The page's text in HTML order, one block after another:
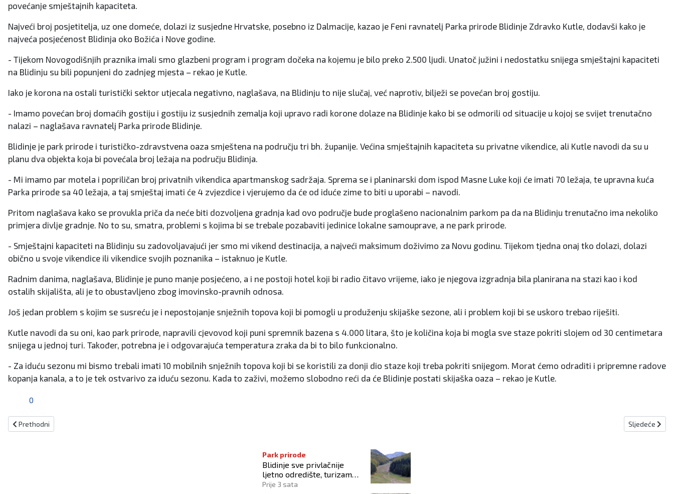
povećanje smještajnih kapaciteta.
Najveći broj posjetitelja, uz one domeće, dolazi iz susjedne Hrvatske, posebno iz Dalmacije, kazao je Feni ravnatelj Parka prirode Blidinje Zdravko Kutle, dodavši kako je
najveća posjećenost Blidinja oko Božića i Nove godine.
- Tijekom Novogodišnjih praznika imali smo glazbeni program i program dočeka na kojemu je bilo preko 2.500 ljudi. Unatoč južini i nedostatku snijega smještajni kapaciteti
na Blidinju su bili popunjeni do zadnjeg mjesta – rekao je Kutle.
Iako je korona na ostali turistički sektor utjecala negativno, naglašava, na Blidinju to nije slučaj, već naprotiv, bilježi se povećan broj gostiju.
- Imamo povećan broj domaćih gostiju i gostiju iz susjednih zemalja koji upravo radi korone dolaze na Blidinje kako bi se odmorili od situacije u kojoj se svijet trenutačno
nalazi – naglašava ravnatelj Parka prirode Blidinje.
Blidinje je park prirode i turističko-zdravstvena oaza smještena na području tri bh. županije. Većina smještajnih kapaciteta su privatne vikendice, ali Kutle navodi da su u
planu dva objekta koja bi povećala broj ležaja na području Blidinja.
- Mi imamo par motela i popriličan broj privatnih vikendica apartmanskog sadržaja. Sprema se i planinarski dom ispod Masne Luke koji će imati 70 ležaja, te upravna kuća
Parka prirode sa 40 ležaja, a taj smještaj imati će 4 zvjezdice i vjerujemo da će od iduće zime to biti u uporabi – navodi.
Pritom naglašava kako se provukla priča da neće biti dozvoljena gradnja kad ovo područje bude proglašeno nacionalnim parkom pa da na Blidinju trenutačno ima nekoliko
primjera divlje gradnje. No to su, smatra, problemi s kojima bi se trebale pozabaviti jedinice lokalne samouprave, a ne park prirode.
- Smještajni kapaciteti na Blidinju su zadovoljavajući jer smo mi vikend destinacija, a najveći maksimum doživimo za Novu godinu. Tijekom tjedna onaj tko dolazi, dolazi
obično u svoje vikendice ili vikendice svojih poznanika – istaknuo je Kutle.
Radnim danima, naglašava, Blidinje je puno manje posjećeno, a i ne postoji hotel koji bi radio čitavo vrijeme, iako je njegova izgradnja bila planirana na stazi kao i kod
ostalih skijališta, ali je to obustavljeno zbog imovinsko-pravnih odnosa.
Još jedan problem s kojim se susreću je i nepostojanje snježnih topova koji bi pomogli u produženju skijaške sezone, ali i problem koji bi se uskoro trebao riješiti.
Kutle navodi da su oni, kao park prirode, napravili cjevovod koji puni spremnik bazena s 4.000 litara, što je količina koja bi mogla sve staze pokriti slojem od 30 centimetara
snijega u jednoj turi. Također, potrebna je i odgovarajuća temperatura zraka da bi to bilo funkcionalno.
- Za iduću sezonu mi bismo trebali imati 10 mobilnih snježnih topova koji bi se koristili za donji dio staze koji treba pokriti snijegom. Morat ćemo odraditi i pripremne radove
kopanja kanala, a to je tek ostvarivo za iduću sezonu. Kada to zaživi, možemo slobodno reći da će Blidinje postati skijaška oaza – rekao je Kutle.
0
Prethodni članak: Bolji marketing im ne treba: Internet bruji o etiketi vina iz Ljubuškog
Prethodni Sljedeći
Sljedeće
Park prirode
Blidinje sve privlačnije
ljetno odredište, turizam
raste uz izazove očuvanja
Prije 3 sata